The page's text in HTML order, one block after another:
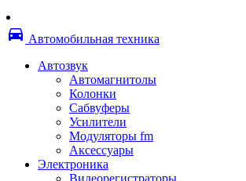
Снпч
Струйные
Материалы для переплета
Запчасти и другие
Автоподатчики
Блоки лазера
(памперс)
directions_car Автомобильная техника
Автозвук
Автомагнитолы
Колонки
Сабвуферы
Усилители
Модуляторы fm
Аксессуары
Электроника
Видеорегистраторы